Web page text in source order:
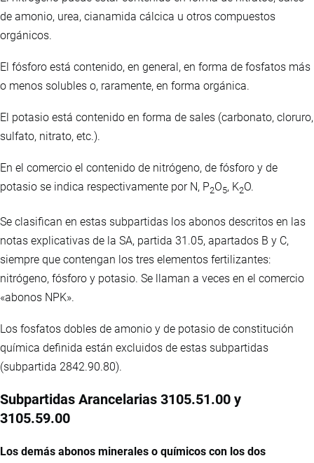
de amonio, urea, cianamida cálcica u otros compuestos
orgánicos.
El fósforo está contenido, en general, en forma de fosfatos más
o menos solubles o, raramente, en forma orgánica.
El potasio está contenido en forma de sales (carbonato, cloruro,
sulfato, nitrato, etc.).
En el comercio el contenido de nitrógeno, de fósforo y de
potasio se indica respectivamente por N, P2O5, K2O.
Se clasifican en estas subpartidas los abonos descritos en las
notas explicativas de la SA, partida 31.05, apartados B y C,
siempre que contengan los tres elementos fertilizantes:
nitrógeno, fósforo y potasio. Se llaman a veces en el comercio
«abonos NPK».
Los fosfatos dobles de amonio y de potasio de constitución
química definida están excluidos de estas subpartidas
(subpartida 2842.90.80).
Subpartidas Arancelarias 3105.51.00 y
3105.59.00
Los demás abonos minerales o químicos con los dos